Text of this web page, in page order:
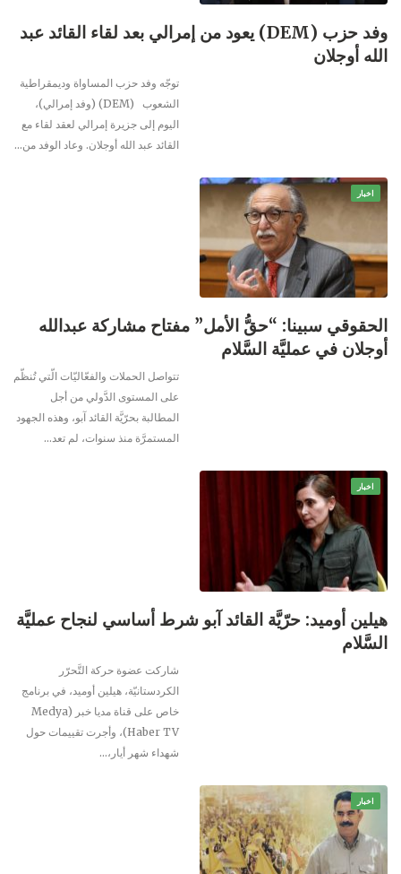
وفد حزب (DEM) يعود من إمرالي بعد لقاء القائد عبد
الله أوجلان
توجّه وفد حزب المساواة وديمقراطية
الشعوب (DEM) (وفد إمرالي)،
اليوم إلى جزيرة إمرالي لعقد لقاء مع
القائد عبد الله أوجلان. وعاد الوفد من…
اخبار
الحقوقي سبينا: “حقُّ الأمل” مفتاح مشاركة عبدالله
أوجلان في عمليَّة السَّلام
تتواصل الحملات والفعّاليّات الّتي تُنظّم
على المستوى الدَّولي من أجل
المطالبة بحرّيَّة القائد آبو، وهذه الجهود
المستمرَّة منذ سنوات، لم تعد…
اخبار
هيلين أوميد: حرّيَّة القائد آبو شرط أساسي لنجاح عمليَّة
السَّلام
شاركت عضوة حركة التَّحرّر
الكردستانيّة، هيلين أوميد، في برنامج
خاص على قناة مديا خبر (Medya
Haber TV)، وأجرت تقييمات حول
شهداء شهر أيار،…
اخبار